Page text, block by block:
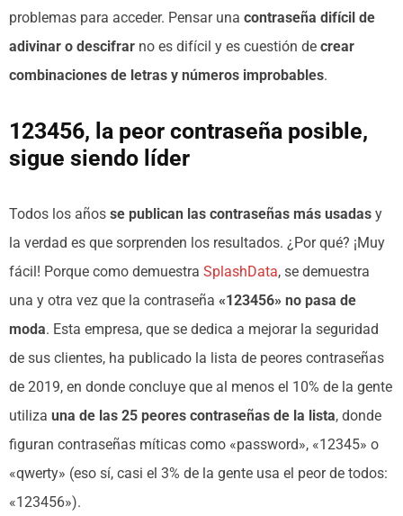
problemas para acceder. Pensar una contraseña difícil de
adivinar o descifrar no es difícil y es cuestión de crear
combinaciones de letras y números improbables.
123456, la peor contraseña posible,
sigue siendo líder
Todos los años se publican las contraseñas más usadas y
la verdad es que sorprenden los resultados. ¿Por qué? ¡Muy
fácil! Porque como demuestra SplashData, se demuestra
una y otra vez que la contraseña «123456» no pasa de
moda. Esta empresa, que se dedica a mejorar la seguridad
de sus clientes, ha publicado la lista de peores contraseñas
de 2019, en donde concluye que al menos el 10% de la gente
utiliza una de las 25 peores contraseñas de la lista, donde
figuran contraseñas míticas como «password», «12345» o
«qwerty» (eso sí, casi el 3% de la gente usa el peor de todos:
«123456»).